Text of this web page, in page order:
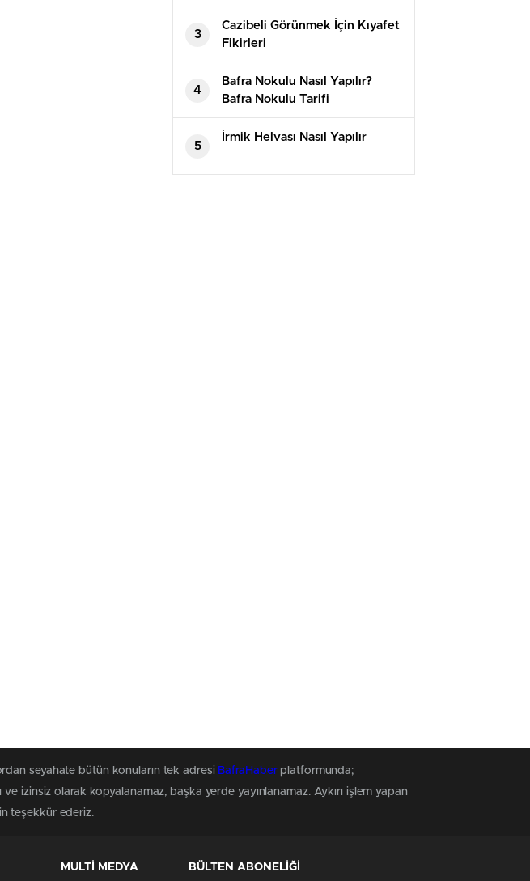
3
Cazibeli Görünmek İçin Kıyafet
Fikirleri
4
Bafra Nokulu Nasıl Yapılır?
Bafra Nokulu Tarifi
5
İrmik Helvası Nasıl Yapılır
seyahate bütün konuların tek adresi BafraHaberplatformunda;
izinsiz olarak kopyalanamaz, başka yerde yayınlanamaz. Aykırı işlem yapan
teşekkür ederiz.
MULTİ MEDYA BÜLTEN ABONELİĞİ